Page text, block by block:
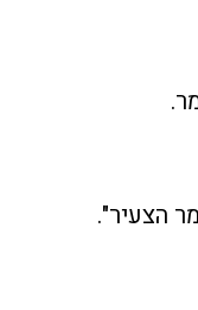
הצעיר".